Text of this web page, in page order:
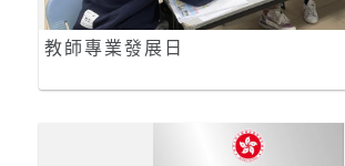
教師專業發展日